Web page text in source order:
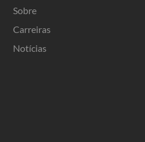
Sobre
Carreiras
Notícias